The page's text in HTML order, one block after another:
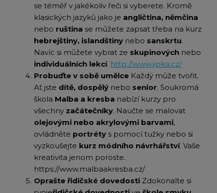
se téměř v jakékoliv řeči si vyberete. Kromě
klasických jazyků jako je angličtina, němčina
nebo ruština se můžete zapsat třeba na kurz
hebrejštiny, islandštiny nebo sanskrtu.
Navíc si můžete vybrat ze skupinových nebo
individuálních lekcí. http://www.jipka.cz/
Probuďte v sobě umělce Každý může tvořit.
Ať jste dítě, dospělý nebo senior. Soukromá
škola Malba a kresba nabízí kurzy pro
všechny začátečníky. Naučte se malovat
olejovými nebo akrylovými barvami,
ovládněte portréty s pomocí tužky nebo si
vyzkoušejte kurz módního návrhářství. Vaše
kreativita jenom poroste.
https://www.malbaakresba.cz/
Oprašte řidičské dovedosti Zdokonalte si